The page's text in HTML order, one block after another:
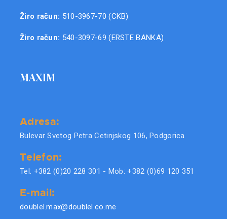
Žiro račun: 510-3967-70 (CKB)
Žiro račun: 540-3097-69 (ERSTE BANKA)
MAXIM
Adresa:
Bulevar Svetog Petra Cetinjskog 106, Podgorica
Telefon:
Tel: +382 (0)20 228 301 - Mob: +382 (0)69 120 351
E-mail:
doublel.max@doublel.co.me